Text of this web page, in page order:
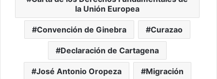
la Unión Europea
Convención de Ginebra Curazao
Declaración de Cartagena
José Antonio Oropeza Migración